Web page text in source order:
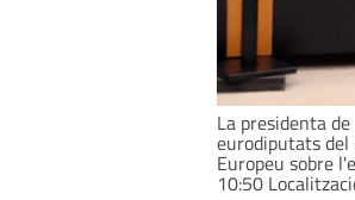
La presidenta
eurodiputats del
Europeu sobre
10:50